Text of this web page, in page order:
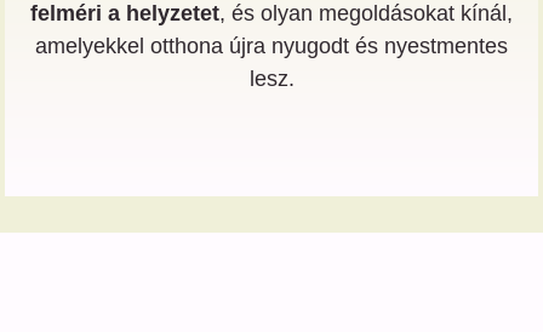
felméri a helyzetet, és olyan megoldásokat kínál,
amelyekkel otthona újra nyugodt és nyestmentes
lesz.